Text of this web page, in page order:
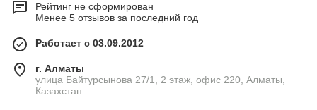
Рейтинг не сформирован
Менее 5 отзывов за последний год
Работает с 03.09.2012
г. Алматы
улица Байтурсынова 27/1, 2 этаж, офис 220, Алматы,
Казахстан